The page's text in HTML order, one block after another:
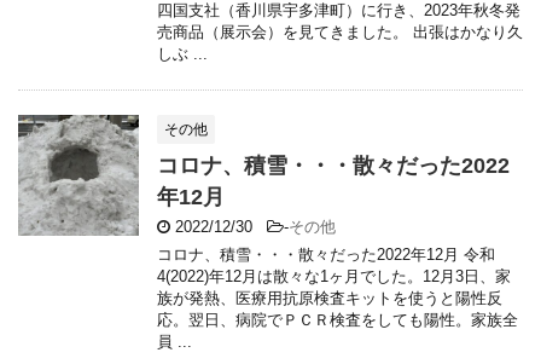
四国支社（香川県宇多津町）に行き、2023年秋冬発
売商品（展示会）を見てきました。 出張はかなり久
しぶ ...
その他
コロナ、積雪・・・散々だった2022
年12月
2022/12/30 -その他
コロナ、積雪・・・散々だった2022年12月 令和
4(2022)年12月は散々な1ヶ月でした。12月3日、家
族が発熱、医療用抗原検査キットを使うと陽性反
応。翌日、病院でＰＣＲ検査をしても陽性。家族全
員 ...